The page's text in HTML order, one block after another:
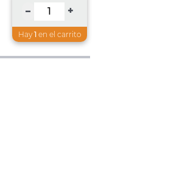
– +
Hay 1en el carrito